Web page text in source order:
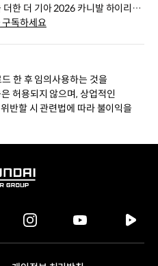
더한 더 기아 2026 카니발 하이리무
독하세요
한 후 임의사용하는 것을
허용되지 않으며, 상업적인
반할 시 관련법에 따라 불이익을
instagram
tv